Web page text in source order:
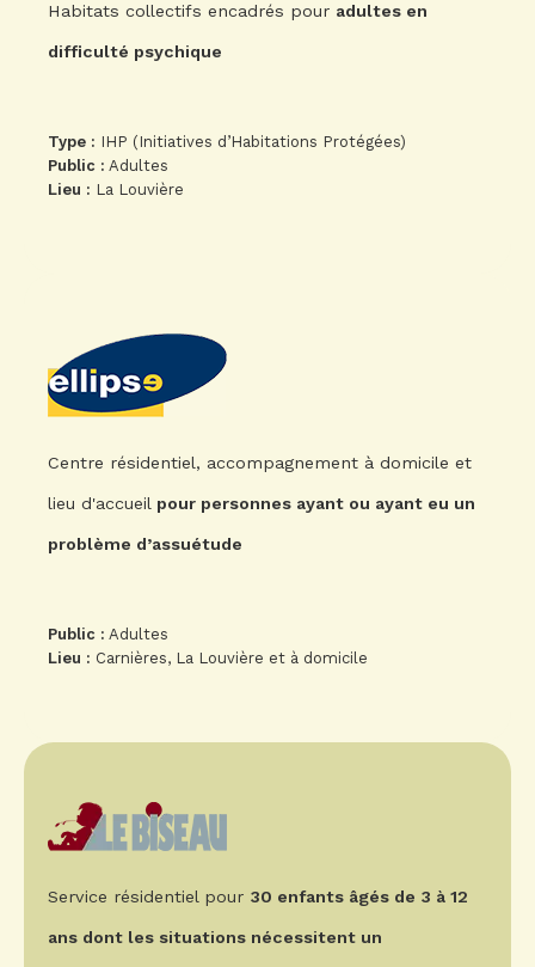
Habitats collectifs encadrés pour adultes en
difficulté psychique
Type : IHP (Initiatives d’Habitations Protégées)
Public : Adultes
Lieu : La Louvière
Centre résidentiel, accompagnement à domicile et
lieu d'accueil pour personnes ayant ou ayant eu un
problème d’assuétude
Public : Adultes
Lieu : Carnières, La Louvière et à domicile
Service résidentiel pour 30 enfants âgés de 3 à 12
ans dont les situations nécessitent un